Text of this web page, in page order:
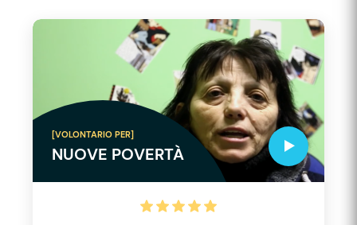
[VOLONTARIO PER]
NUOVE POVERTÀ